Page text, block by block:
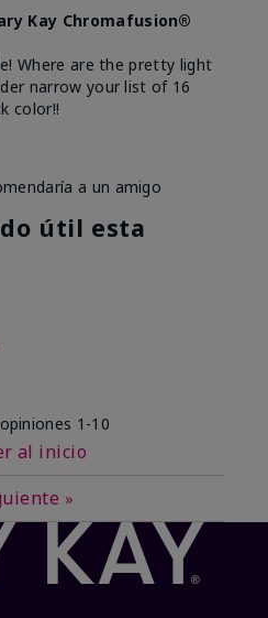
Kay Chromafusion®
Where are the pretty light
narrow your list of 16
color!!
a un amigo
útil esta
1-10
al inicio
»